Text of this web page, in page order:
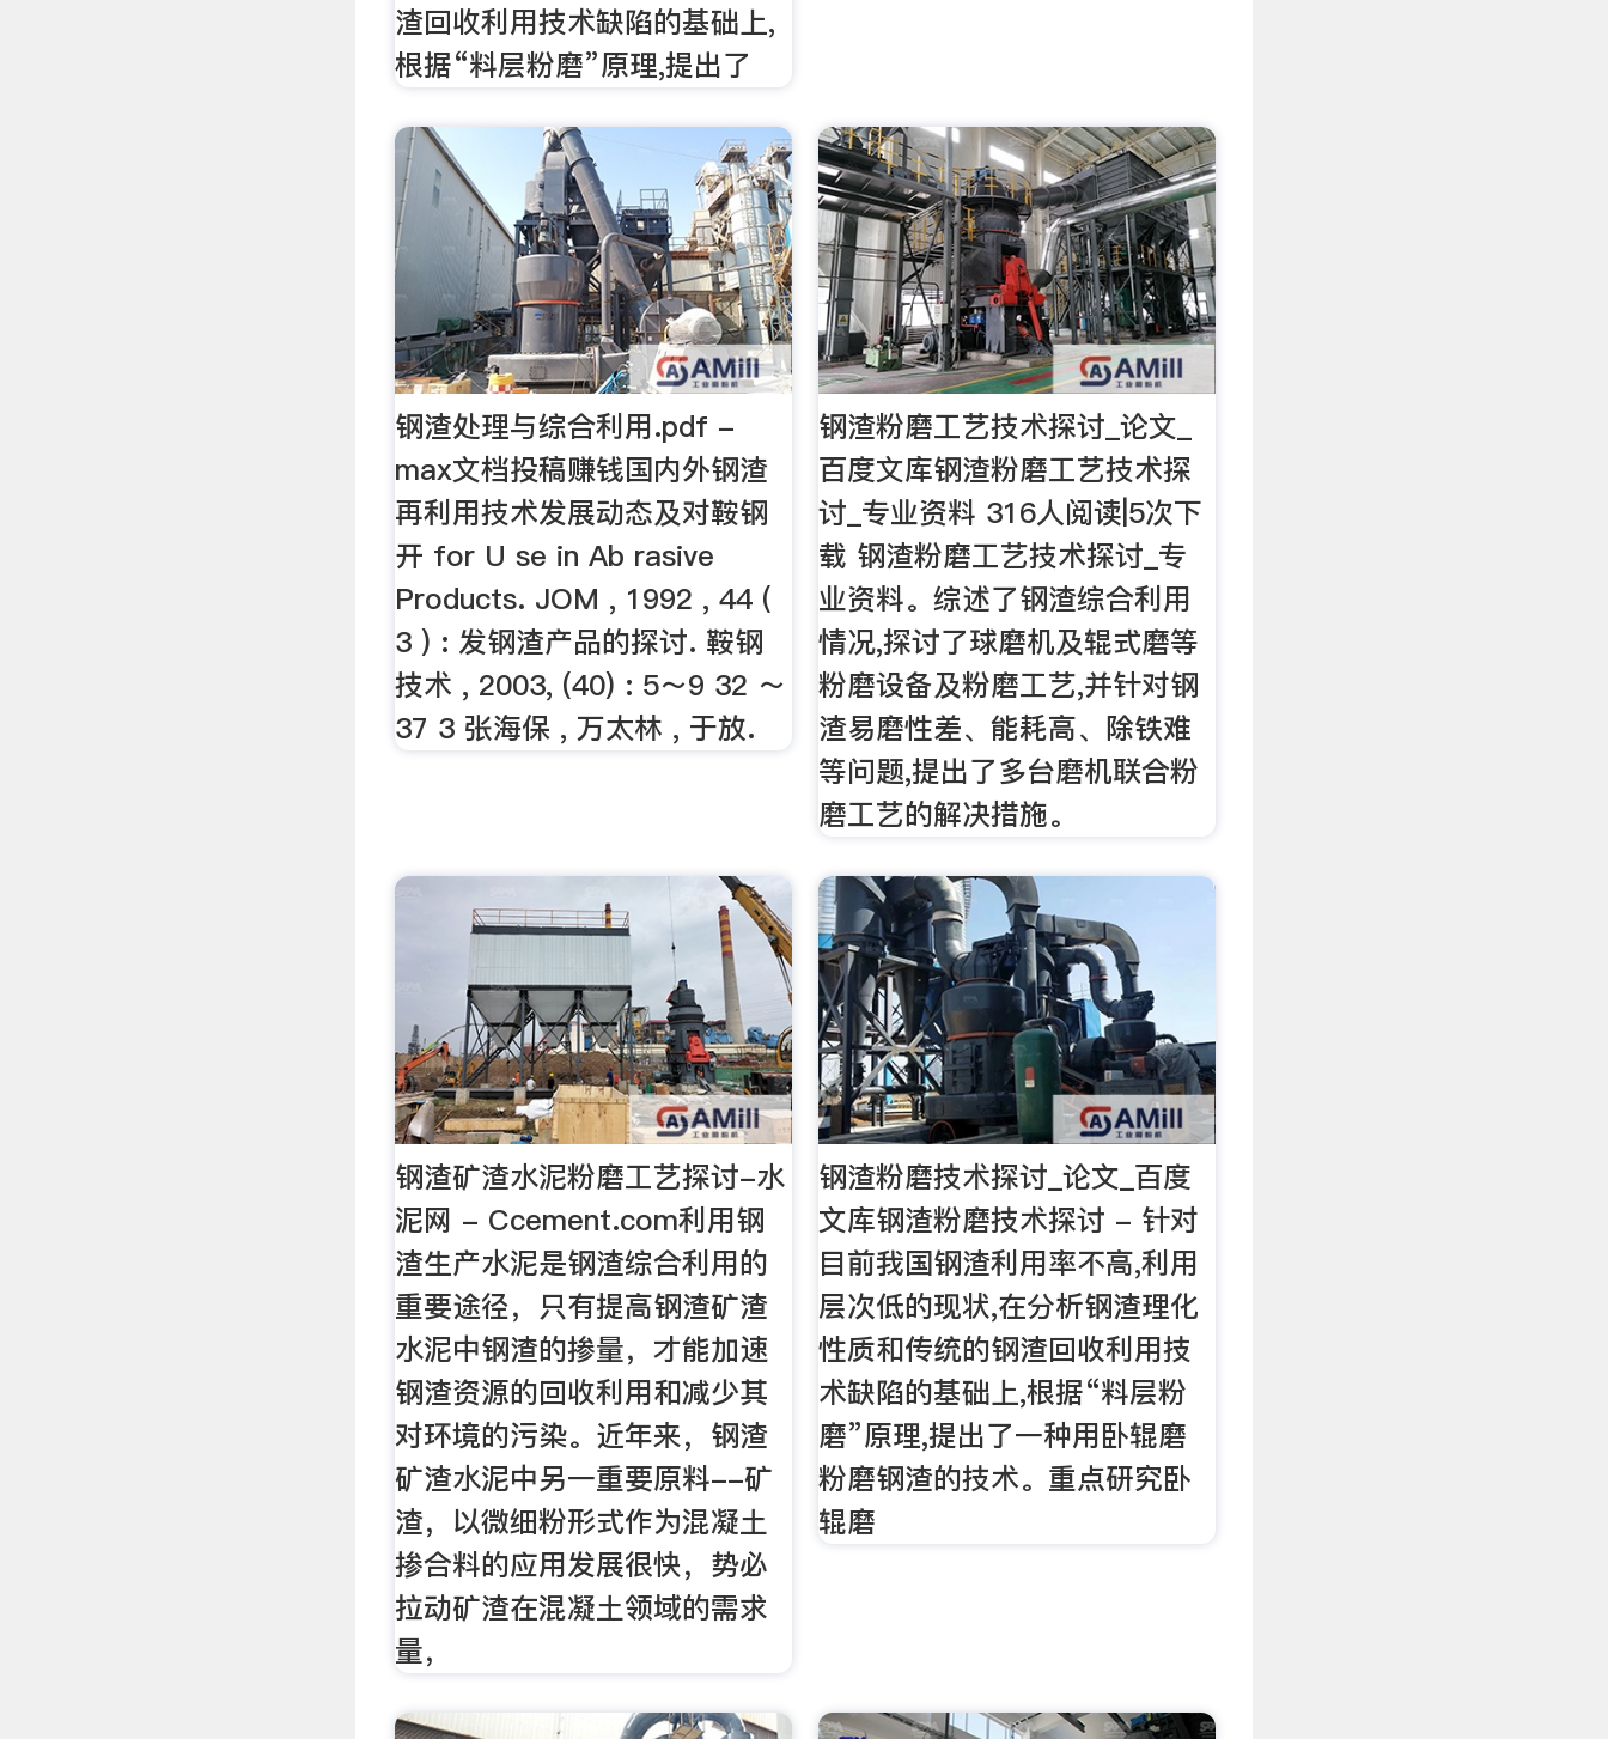
渣回收利用技术缺陷的基础上,
根据“料层粉磨”原理,提出了
钢渣处理与综合利用.pdf -
max文档投稿赚钱国内外钢渣
再利用技术发展动态及对鞍钢
开 for U se in Ab rasive
Products. JOM , 1992 , 44 (
3 ) : 发钢渣产品的探讨. 鞍钢
技术 , 2003, (40) : 5～9 32 ～
37 3 张海保 , 万太林 , 于放.
钢渣粉磨工艺技术探讨_论文_
百度文库钢渣粉磨工艺技术探
讨_专业资料 316人阅读|5次下
载 钢渣粉磨工艺技术探讨_专
业资料。综述了钢渣综合利用
情况,探讨了球磨机及辊式磨等
粉磨设备及粉磨工艺,并针对钢
渣易磨性差、能耗高、除铁难
等问题,提出了多台磨机联合粉
磨工艺的解决措施。
钢渣矿渣水泥粉磨工艺探讨-水
泥网 - Ccement.com利用钢
渣生产水泥是钢渣综合利用的
重要途径，只有提高钢渣矿渣
水泥中钢渣的掺量，才能加速
钢渣资源的回收利用和减少其
对环境的污染。近年来，钢渣
矿渣水泥中另一重要原料--矿
渣，以微细粉形式作为混凝土
掺合料的应用发展很快，势必
拉动矿渣在混凝土领域的需求
量，
钢渣粉磨技术探讨_论文_百度
文库钢渣粉磨技术探讨 - 针对
目前我国钢渣利用率不高,利用
层次低的现状,在分析钢渣理化
性质和传统的钢渣回收利用技
术缺陷的基础上,根据“料层粉
磨”原理,提出了一种用卧辊磨
粉磨钢渣的技术。重点研究卧
辊磨